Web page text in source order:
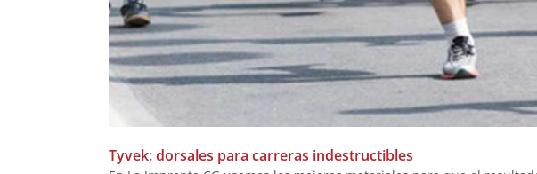
Tyvek: dorsales para carreras indestructibles